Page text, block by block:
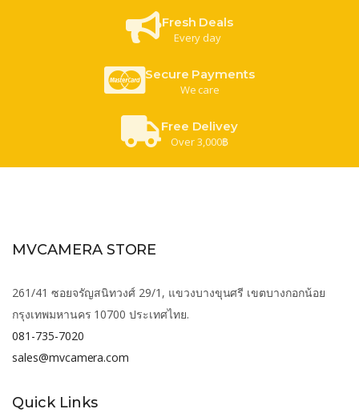
Fresh Deals
Every day
Secure Payments
We care
Free Delivey
Over 3,000฿
MVCAMERA STORE
261/41 ซอยจรัญสนิทวงศ์ 29/1, แขวงบางขุนศรี เขตบางกอกน้อย
กรุงเทพมหานคร 10700 ประเทศไทย.
081-735-7020
sales@mvcamera.com
Quick Links